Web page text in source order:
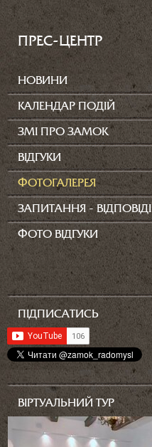
ПРЕС-ЦЕНТР
НОВИНИ
КАЛЕНДАР ПОДІЙ
ЗМІ ПРО ЗАМОК
ВІДГУКИ
ФОТОГАЛЕРЕЯ
ЗАПИТАННЯ - ВІДПОВІДІ
ФОТО ВІДГУКИ
ПІДПИСАТИСЬ
ВІРТУАЛЬНИЙ ТУР